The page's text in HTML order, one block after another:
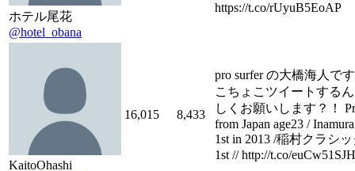
ホテル尾花
@hotel_obana
https://t.co/rUyuB5EoAP
KaitoOhashi
16,015 8,433
pro surfer の大橋海人で
こちょこツイートする
しくお願いします？！
from Japan age23 /
1st in 2013 /稲村クラシ
1st // http://t.co/